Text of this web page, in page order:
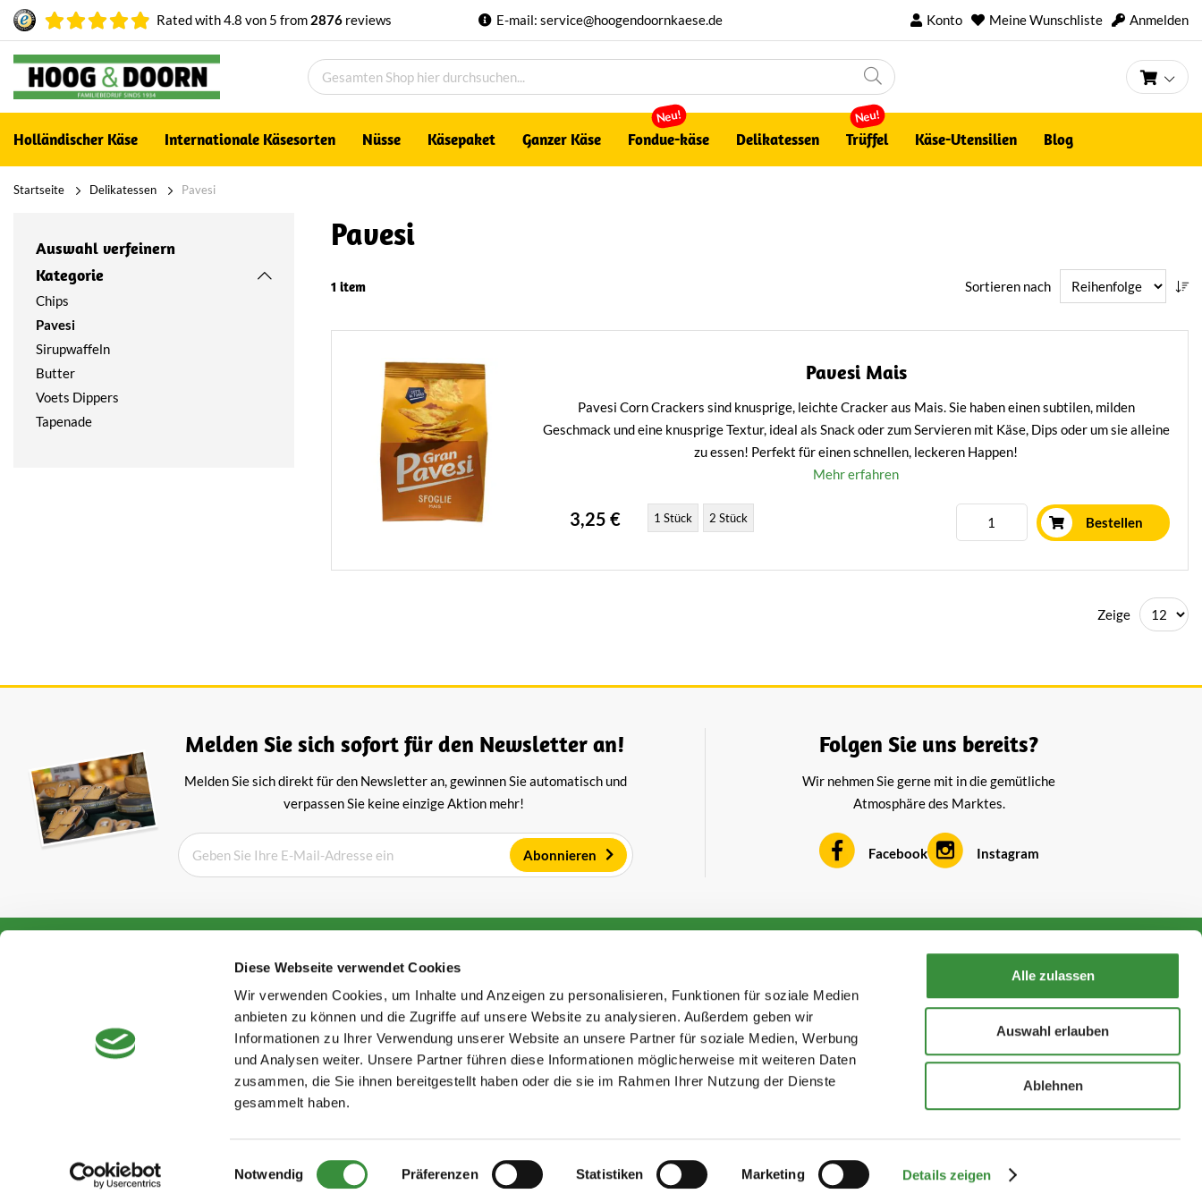
Diese Webseite verwendet Cookies
Wir verwenden Cookies, um Inhalte und Anzeigen zu personalisieren, Funktionen für soziale Medien
anbieten zu können und die Zugriffe auf unsere Website zu analysieren. Außerdem geben wir
Informationen zu Ihrer Verwendung unserer Website an unsere Partner für soziale Medien, Werbung
und Analysen weiter. Unsere Partner führen diese Informationen möglicherweise mit weiteren Daten
zusammen, die Sie ihnen bereitgestellt haben oder die sie im Rahmen Ihrer Nutzung der Dienste
gesammelt haben.
Einwilligungsauswahl
Notwendig Präferenzen Statistiken Marketing Details zeigen
Alle zulassen
Auswahl erlauben
Ablehnen
Rated with4.8 von 5 from 2876 reviews E-mail:service@hoogendoornkaese.de Konto Meine Wunschliste Anmelden
Mein
Holländischer Käse Internationale Käsesorten Nüsse Käsepaket Ganzer Käse Fondue-käse
Neu!
Delikatessen Trüffel
Neu!
Käse-Utensilien Blog
Startseite Delikatessen Pavesi
Pavesi
Sortieren nach
1 item
Pavesi Mais
Pavesi Corn Crackers sind knusprige, leichte Cracker aus Mais. Sie haben einen subtilen, milden
Geschmack und eine knusprige Textur, ideal als Snack oder zum Servieren mit Käse, Dips oder um sie alleine
zu essen! Perfekt für einen schnellen, leckeren Happen!
Mehr erfahren
3,25 € 1 Stück 2 Stück Bestellen
Zeige
Auswahl verfeinern
Kategorie
Chips
Pavesi
Sirupwaffeln
Butter
Voets Dippers
Tapenade
Melden Sie sich sofort für den Newsletter an!
Melden Sie sich direkt für den Newsletter an, gewinnen Sie automatisch und
verpassen Sie keine einzige Aktion mehr!
Abonnieren
Folgen Sie uns bereits?
Wir nehmen Sie gerne mit in die gemütliche
Atmosphäre des Marktes.
Facebook Instagram
Rated with4.8
reviews
AGB
Datenschutzerklärung
Winderruf
Verpackung & Versand
Impressum
Kontaktinformatione
Rücksendungen und Beschwerden
Großhandel für Käse
Lagerungshinweise für Käse
Bezahlmethoden
Häufig gestellte Fragen
Sparen von Punkten
Kontakt aufnehmen
service@hoogendoornkaese.de
Folge uns!